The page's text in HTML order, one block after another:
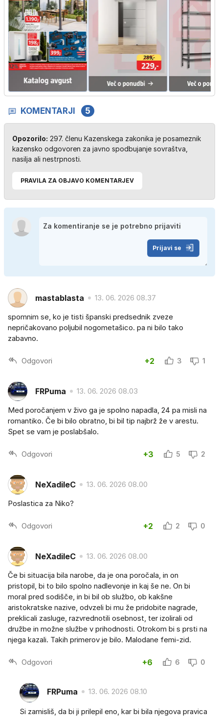
KOMENTARJI 5
Opozorilo: 297. členu Kazenskega zakonika je posameznik
kazensko odgovoren za javno spodbujanje sovraštva,
nasilja ali nestrpnosti.
PRAVILA ZA OBJAVO KOMENTARJEV
Prijavi se
mastablasta 13. 06. 2026 08.37
spomnim se, ko je tisti španski predsednik zveze
nepričakovano poljubil nogometašico. pa ni bilo tako
zabavno.
Odgovori +2 3 1
FRPuma 13. 06. 2026 08.03
Med poročanjem v živo ga je spolno napadla, 24 pa misli na
romantiko. Če bi bilo obratno, bi bil tip najbrž že v arestu.
Spet se vam je poslabšalo.
Odgovori +3 5 2
NeXadileC 13. 06. 2026 08.00
Poslastica za Niko?
Odgovori +2 2 0
NeXadileC 13. 06. 2026 08.00
Če bi situacija bila narobe, da je ona poročala, in on
pristopil, bi to bilo spolno nadlevonje in kaj še ne. On bi
moral pred sodišče, in bi bil ob službo, ob kakšne
aristokratske nazive, odvzeli bi mu že pridobite nagrade,
preklicali zasluge, razvrednotili osebnost, ter izolirali od
družbe in možne službe v prihodnosti. Otrokom bi s prsti na
njega kazali. Takih primerov je bilo. Malodane femi-zid.
Odgovori +6 6 0
FRPuma 13. 06. 2026 08.10
Si zamisliš, da bi ji prilepil eno, kar bi bila njegova pravica